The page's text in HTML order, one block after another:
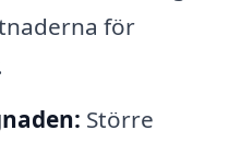
för
Större